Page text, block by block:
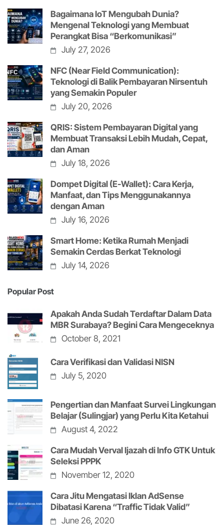
Bagaimana IoT Mengubah Dunia?
Mengenal Teknologi yang Membuat
Perangkat Bisa “Berkomunikasi”
July 27, 2026
NFC (Near Field Communication):
Teknologi di Balik Pembayaran Nirsentuh
yang Semakin Populer
July 20, 2026
QRIS: Sistem Pembayaran Digital yang
Membuat Transaksi Lebih Mudah, Cepat,
dan Aman
July 18, 2026
Dompet Digital (E-Wallet): Cara Kerja,
Manfaat, dan Tips Menggunakannya
dengan Aman
July 16, 2026
Smart Home: Ketika Rumah Menjadi
Semakin Cerdas Berkat Teknologi
July 14, 2026
Popular Post
Apakah Anda Sudah Terdaftar Dalam Data
MBR Surabaya? Begini Cara Mengeceknya
October 8, 2021
Cara Verifikasi dan Validasi NISN
July 5, 2020
Pengertian dan Manfaat Survei Lingkungan
Belajar (Sulingjar) yang Perlu Kita Ketahui
August 4, 2022
Cara Mudah Verval Ijazah di Info GTK Untuk
Seleksi PPPK
November 12, 2020
Cara Jitu Mengatasi Iklan AdSense
Dibatasi Karena “Traffic Tidak Valid”
June 26, 2020